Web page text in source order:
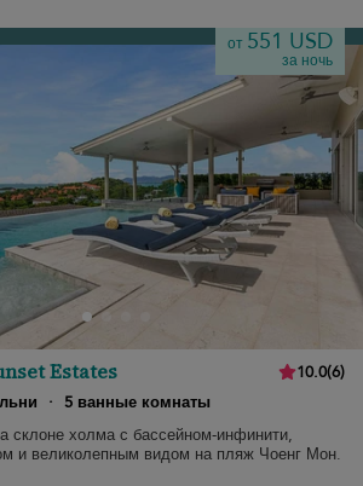
от 551 USD
за ночь
Estates 10.0(6)
·
5 ванные комнаты
склоне холма с бассейном-инфинити,
и великолепным видом на пляж Чоенг Мон.